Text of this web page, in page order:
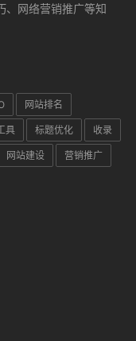
、网络营销推广等知
网站排名
具 标题优化 收录
网站建设 营销推广